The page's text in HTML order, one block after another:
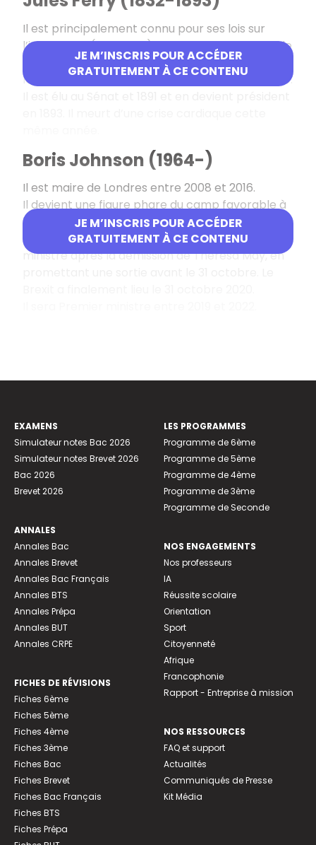
JE M’INSCRIS POUR ACCÉDER
GRATUITEMENT À CE CONTENU
Il est principalement connu pour ses lois sur
l’instruction (1881-1882) alors qu’il est ministre de
l’instruction publique et président du conseil. Ces
lois rendent l’école obligatoire, laïque et gratuite.
JE M’INSCRIS POUR ACCÉDER
GRATUITEMENT À CE CONTENU
Boris Johnson (1964-)
Il est maire de Londres entre 2008 et 2016.
Il devient une figure phare du camp favorable à
la sortie du Royaume-Uni de l’UE. Élu à la tête du
parti conservateur en 2019, il devient Premier
ministre après la démission de Theresa May, en
EXAMENS
Simulateur notes Bac 2026
Simulateur notes Brevet 2026
Bac 2026
Brevet 2026
ANNALES
Annales Bac
Annales Brevet
Annales Bac Français
Annales BTS
Annales Prépa
Annales BUT
Annales CRPE
FICHES DE RÉVISIONS
Fiches 6ème
Fiches 5ème
Fiches 4ème
Fiches 3ème
Fiches Bac
Fiches Brevet
Fiches Bac Français
Fiches BTS
Fiches Prépa
LES PROGRAMMES
Programme de 6ème
Programme de 5ème
Programme de 4ème
Programme de 3ème
Programme de Seconde
NOS ENGAGEMENTS
Nos professeurs
IA
Réussite scolaire
Orientation
Sport
Citoyenneté
Afrique
Francophonie
Rapport - Entreprise à mission
NOS RESSOURCES
FAQ et support
Actualités
Communiqués de Presse
Kit Média